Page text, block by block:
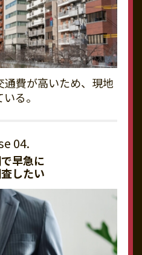
通費が高いため、現地
る。
早急に
したい